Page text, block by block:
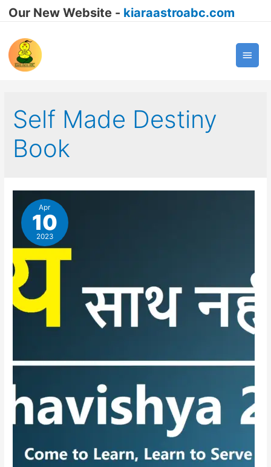
Our New Website - kiaraastroabc.com
Main
Self Made Destiny
Book
Apr
10
2023